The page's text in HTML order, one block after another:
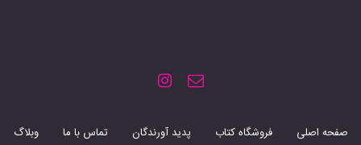
صفحه اصلی فروشگاه کتاب پدید آورندگان تماس با ما وبلاگ